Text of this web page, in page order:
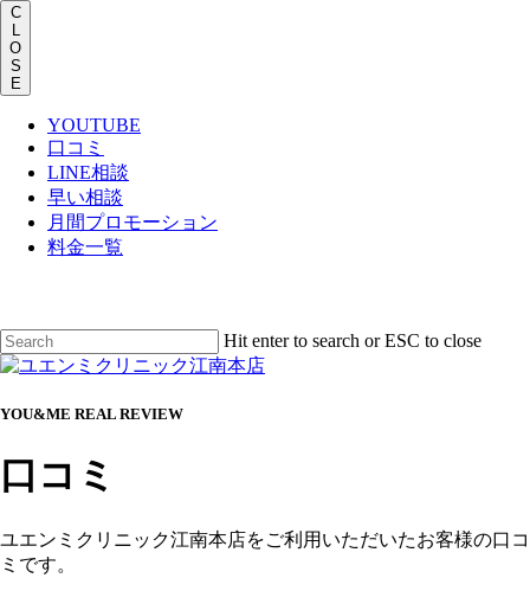
C
L
O
S
E
YOUTUBE
口コミ
LINE相談
早い相談
月間プロモーション
料金一覧
main
content
Hit enter to search or ESC to close
Close
YOU&ME REAL REVIEW
口コミ
ユエンミクリニック江南本店をご利用いただいたお客様の口コ
ミです。